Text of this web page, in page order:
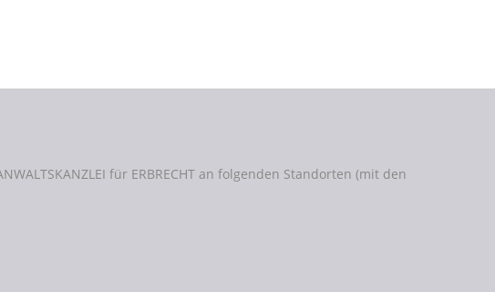
für ERBRECHT an folgenden Standorten (mit den